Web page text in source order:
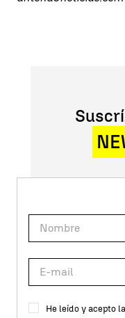
He leído y acepto la